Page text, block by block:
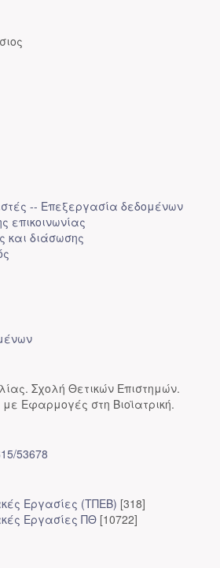
-- Επεξεργασία δεδομένων
επικοινωνίας
και διάσωσης
Σχολή Θετικών Επιστημών.
Εφαρμογές στη Βιοϊατρική.
53678
Εργασίες (ΤΠΕΒ) [318]
Εργασίες ΠΘ [10722]